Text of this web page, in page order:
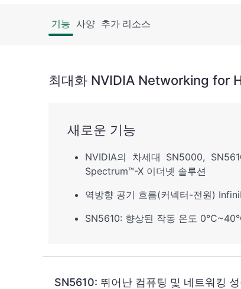
기능 사양 추가 리소스
최대화 NVIDIA Networking for
새로운 기능
NVIDIA의 차세대 SN5000,
Spectrum™-X 이더넷 솔루션
역방향 공기 흐름(커넥터-전원)
SN5610: 향상된 작동 온도
SN5610: 뛰어난 컴퓨팅 및 네트워킹